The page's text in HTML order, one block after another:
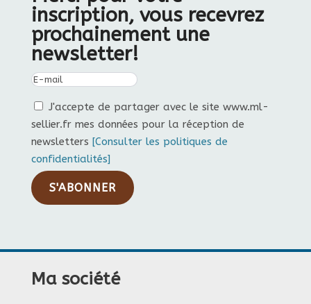
inscription, vous recevrez
prochainement une
newsletter!
J'accepte de partager avec le site www.ml-
sellier.fr mes données pour la réception de
newsletters [Consulter les politiques de
confidentialités]
S'ABONNER
Ma société